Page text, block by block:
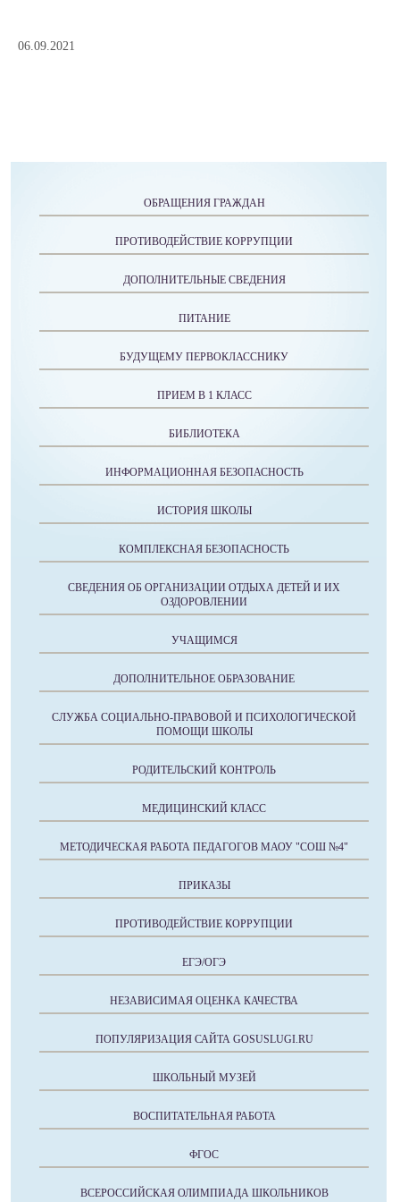
06.09.2021
ОБРАЩЕНИЯ ГРАЖДАН
ПРОТИВОДЕЙСТВИЕ КОРРУПЦИИ
ДОПОЛНИТЕЛЬНЫЕ СВЕДЕНИЯ
ПИТАНИЕ
БУДУЩЕМУ ПЕРВОКЛАССНИКУ
ПРИЕМ В 1 КЛАСС
БИБЛИОТЕКА
ИНФОРМАЦИОННАЯ БЕЗОПАСНОСТЬ
ИСТОРИЯ ШКОЛЫ
КОМПЛЕКСНАЯ БЕЗОПАСНОСТЬ
СВЕДЕНИЯ ОБ ОРГАНИЗАЦИИ ОТДЫХА ДЕТЕЙ И ИХ
ОЗДОРОВЛЕНИИ
УЧАЩИМСЯ
ДОПОЛНИТЕЛЬНОЕ ОБРАЗОВАНИЕ
СЛУЖБА СОЦИАЛЬНО-ПРАВОВОЙ И ПСИХОЛОГИЧЕСКОЙ
ПОМОЩИ ШКОЛЫ
РОДИТЕЛЬСКИЙ КОНТРОЛЬ
МЕДИЦИНСКИЙ КЛАСС
МЕТОДИЧЕСКАЯ РАБОТА ПЕДАГОГОВ МАОУ "СОШ №4"
ПРИКАЗЫ
ПРОТИВОДЕЙСТВИЕ КОРРУПЦИИ
ЕГЭ/ОГЭ
НЕЗАВИСИМАЯ ОЦЕНКА КАЧЕСТВА
ПОПУЛЯРИЗАЦИЯ САЙТА GOSUSLUGI.RU
ШКОЛЬНЫЙ МУЗЕЙ
ВОСПИТАТЕЛЬНАЯ РАБОТА
ФГОС
ВСЕРОССИЙСКАЯ ОЛИМПИАДА ШКОЛЬНИКОВ